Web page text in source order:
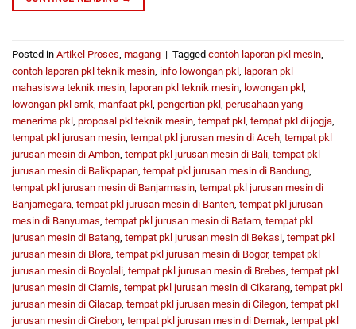
Posted in Artikel Proses, magang | Tagged contoh laporan pkl mesin,
contoh laporan pkl teknik mesin, info lowongan pkl , laporan pkl
mahasiswa teknik mesin, laporan pkl teknik mesin, lowongan pkl ,
lowongan pkl smk, manfaat pkl , pengertian pkl , perusahaan yang
menerima pkl , proposal pkl teknik mesin, tempat pkl , tempat pkl di jogja,
tempat pkl jurusan mesin, tempat pkl jurusan mesin di Aceh, tempat pkl
jurusan mesin di Ambon, tempat pkl jurusan mesin di Bali, tempat pkl
jurusan mesin di Balikpapan, tempat pkl jurusan mesin di Bandung,
tempat pkl jurusan mesin di Banjarmasin, tempat pkl jurusan mesin di
Banjarnegara, tempat pkl jurusan mesin di Banten, tempat pkl jurusan
mesin di Banyumas, tempat pkl jurusan mesin di Batam, tempat pkl
jurusan mesin di Batang, tempat pkl jurusan mesin di Bekasi, tempat pkl
jurusan mesin di Blora, tempat pkl jurusan mesin di Bogor, tempat pkl
jurusan mesin di Boyolali, tempat pkl jurusan mesin di Brebes, tempat pkl
jurusan mesin di Ciamis, tempat pkl jurusan mesin di Cikarang, tempat pkl
jurusan mesin di Cilacap, tempat pkl jurusan mesin di Cilegon, tempat pkl
jurusan mesin di Cirebon, tempat pkl jurusan mesin di Demak, tempat pkl